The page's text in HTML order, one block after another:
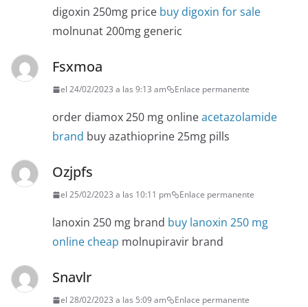
digoxin 250mg price buy digoxin for sale
molnunat 200mg generic
Fsxmoa
el 24/02/2023 a las 9:13 am Enlace permanente
order diamox 250 mg onlineacetazolamide
brand buy azathioprine 25mg pills
Ozjpfs
el 25/02/2023 a las 10:11 pm Enlace permanente
lanoxin 250 mg brand buy lanoxin 250 mg
online cheap molnupiravir brand
Snavlr
el 28/02/2023 a las 5:09 am Enlace permanente